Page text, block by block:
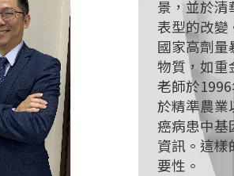
景，並於清
表型的改
國家高劑
物質，如重
老師於
於精準農業
癌病患中基
資訊。這
要性。